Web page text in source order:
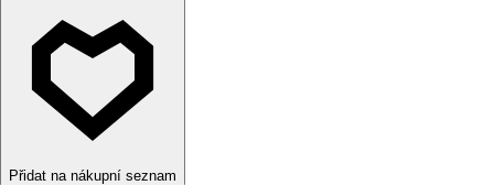
Přidat na nákupní seznam